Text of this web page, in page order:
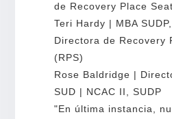
de Recovery Place
Teri Hardy | MBA
Directora de Recovery
(RPS)
Rose Baldridge |
SUD | NCAC II, SUDP
"En última instancia,